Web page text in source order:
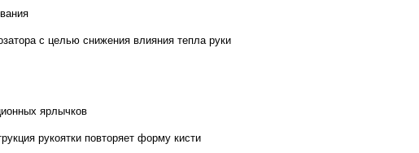
с целью снижения влияния тепла руки
ярлычков
рукоятки повторяет форму кисти